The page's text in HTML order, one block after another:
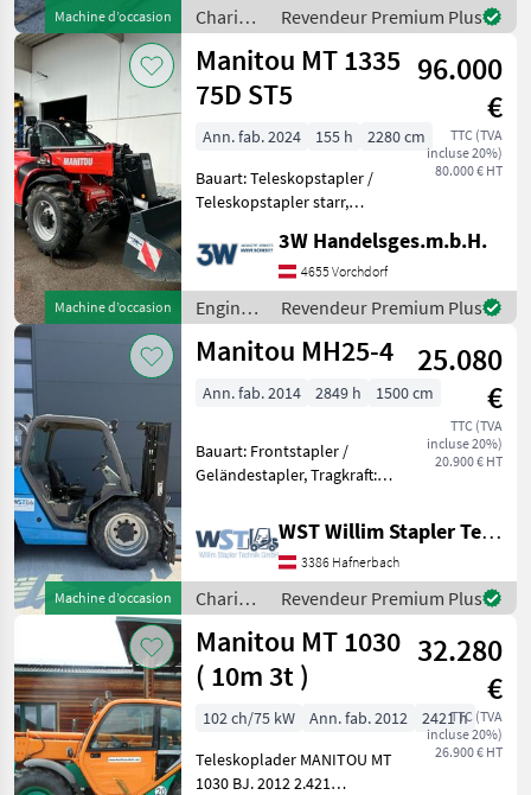
Machine d’occasion
et techniques de
Chariots
élévateurs
et
techniques
de
stockage
Manitou
Revendeur Premium Plus
Machine d’occasion
Manitou MT 1335
75D ST5
96.000
€
TTC (TVA
incluse 20%)
80.000 € HT
Ann. fab. 2024 155 h
2280 cm
Bauart: Teleskopstapler /
Teleskopstapler starr,
12600mm, Bauhöhe:
2480mm, Engins de
chantier Chargeurs
télescopiques/ chariots
télesco
3W Handelsges.m.b.H.
4655 Vorchdorf
Engins
de
chantier
Manitou
Revendeur Premium Plus
Machine d’occasion
Manitou MH25-4
25.080
€
TTC (TVA
incluse 20%)
20.900 € HT
Ann. fab. 2014 2849 h 1500 cm
Bauart: Frontstapler /
Geländestapler, Tragkraft:
Bauhöhe: 1980mm,
Freihub: 1500mm,
Gabellänge: 1150mm,
Anbaugeräte:
Seitenschieber, Sonder
WST Willim Stapler Technik GmbH
3386 Hafnerbach
Chariots
élévateurs
et
techniques
de
stockage
Manitou
Revendeur Premium Plus
Manitou MT 1030
( 10m 3t )
32.280
€
TTC (TVA
incluse 20%)
26.900 € HT
102 ch/75 kW Ann. fab. 2012
2421 h
Teleskoplader MANITOU MT
1030 BJ. 2012 2.421